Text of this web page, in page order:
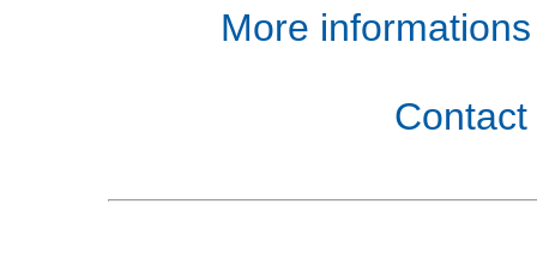
More